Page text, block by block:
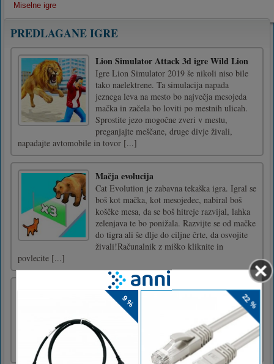
Miselne igre
PREDLAGANE IGRE
Lion Simulator Attack 3d igre Wild Lion
Igre Lion Simulator 2019 še nikoli niso bile
tako naelektrene. Ta simulacija napada
jeznega leva na mesto bo največja mesojeda
mačka in začela bo loviti po mestnih ulicah.
Sprostite jezo mogočne zveri v mestu,
preganjajte meščane, druge divje živali,
napadajte avtomobile in tovor [...]
Mačja evolucija
Cat Evolution je zabavna tekaška igra. Igral se
boš kot mačka, kot mesojedec, nabiral boš
koščke mesa, da se boš hitreje razvijal, lahka
zelenjava te bo ponižala. Razvijte se od mačke
do tigra ali še dlje do ciljne črte, da osvojite
živali!Računalnik z miško kliknite in
povlecite [...]
Chainy Chisai srednjeveški
Chainy Chisai Medieval je fantastična
pustolovska verižna reakcija! Naj drobna bitja
eksplodirajo, kupite nadgradnje in postanite
pravi Chisai mojster!